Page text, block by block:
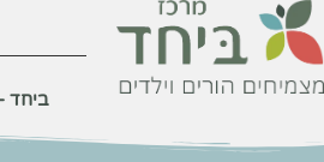
לתוכן
ביחד